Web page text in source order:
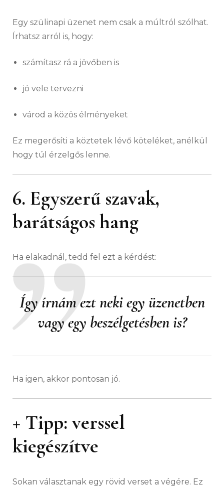
Egy szülinapi üzenet nem csak a múltról szólhat.
Írhatsz arról is, hogy:
számítasz rá a jövőben is
jó vele tervezni
várod a közös élményeket
Ez megerősíti a köztetek lévő köteléket, anélkül
hogy túl érzelgős lenne.
6. Egyszerű szavak,
barátságos hang
Ha elakadnál, tedd fel ezt a kérdést:
Így írnám ezt neki egy üzenetben
vagy egy beszélgetésben is?
Ha igen, akkor pontosan jó.
+ Tipp: verssel
kiegészítve
Sokan választanak egy rövid verset a végére. Ez